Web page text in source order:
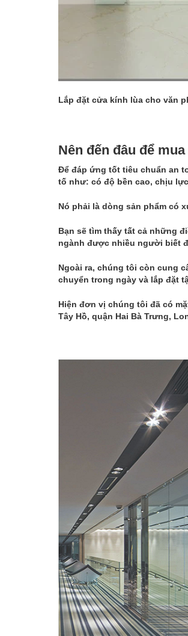
Lắp đặt cửa kính lùa cho văn
Nên đến đâu để
Để đáp ứng tốt tiêu chuẩn an
tố như: có độ bền cao, chịu
Nó phải là dòng sản phẩm có
Bạn sẽ tìm thấy tất cả những
ngành được nhiều người biết
Ngoài ra, chúng tôi còn cung
chuyển trong ngày và lắp đặt
Hiện đơn vị chúng tôi đã có
Tây Hồ, quận Hai Bà Trưng,